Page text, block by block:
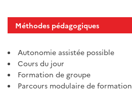
Méthodes pédagogiques
Autonomie assistée possible
Cours du jour
Formation de groupe
Parcours modulaire de formation